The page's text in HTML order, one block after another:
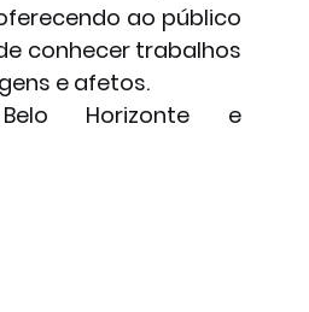
ao público
conhecer trabalhos
e afetos.
Horizonte e